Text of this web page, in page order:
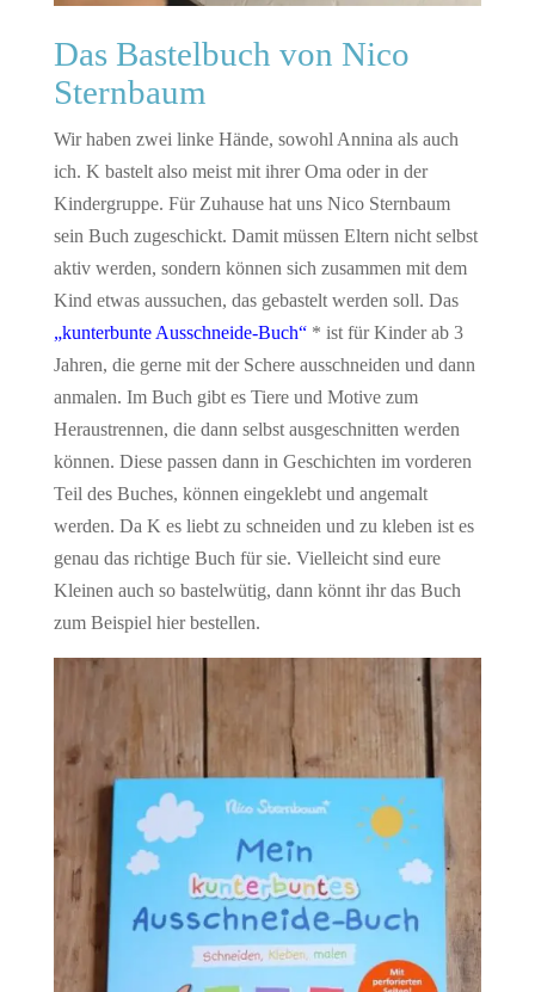
Das Bastelbuch von Nico
Sternbaum
Wir haben zwei linke Hände, sowohl Annina als auch
ich. K bastelt also meist mit ihrer Oma oder in der
Kindergruppe. Für Zuhause hat uns Nico Sternbaum
sein Buch zugeschickt. Damit müssen Eltern nicht selbst
aktiv werden, sondern können sich zusammen mit dem
Kind etwas aussuchen, das gebastelt werden soll. Das
„kunterbunte Ausschneide-Buch“* ist für Kinder ab 3
Jahren, die gerne mit der Schere ausschneiden und dann
anmalen. Im Buch gibt es Tiere und Motive zum
Heraustrennen, die dann selbst ausgeschnitten werden
können. Diese passen dann in Geschichten im vorderen
Teil des Buches, können eingeklebt und angemalt
werden. Da K es liebt zu schneiden und zu kleben ist es
genau das richtige Buch für sie. Vielleicht sind eure
Kleinen auch so bastelwütig, dann könnt ihr das Buch
zum Beispiel hier bestellen.